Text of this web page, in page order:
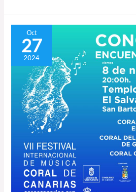
Oct
27
2024
Encuentro
coral
FIMCC
Templo
Ecuménico